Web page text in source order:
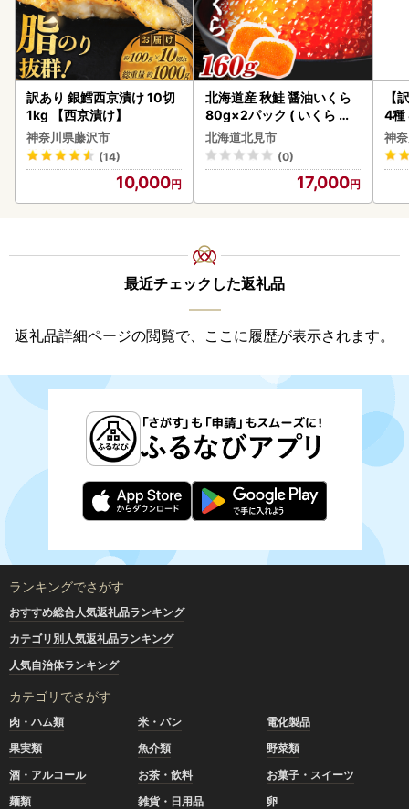
訳あり 銀鱈西京漬け 10切
1kg 【西京漬け】
神奈川県藤沢市
(14)
10,000
北海道産 秋鮭 醤油いくら
80g×2パック ( いくら イ
クラ 魚卵 鮭 サケ さけ 鮭い
くら 醤油漬け パック 北海
道産 ふるさと納税 秋鮭 )【
北海道北見市
(0)
17,000
【
4種
神
最近チェックした返礼品
返礼品詳細ページの閲覧で、ここに履歴が表示されます。
ランキングでさがす
おすすめ総合人気返礼品ランキング
カテゴリ別人気返礼品ランキング
人気自治体ランキング
カテゴリでさがす
肉・ハム類 米・パン
電化製品
果実類
魚介類
野菜類
酒・アルコール
お茶・飲料
お菓子・スイーツ
麺類
雑貨・日用品
卵